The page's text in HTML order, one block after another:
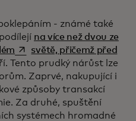
- známé také
na více než dvou ze
opens in a new tab
světě, přičemž před
Tento prudký nárůst lze
Zaprvé, nakupující i
způsoby transakcí
Za druhé, spuštění
systémech hromadné